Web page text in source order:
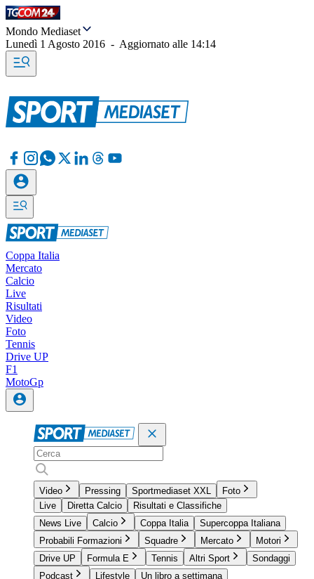
Mondo Mediaset
Lunedì 1 Agosto 2016 - Aggiornato alle 14:14
Coppa Italia
Mercato
Calcio
Live
Risultati
Video
Foto
Tennis
Drive UP
F1
MotoGp
Video Pressing Sportmediaset XXL
Foto
Live
Diretta Calcio
Risultati e Classifiche
News Live
Calcio Coppa Italia
Supercoppa Italiana
Probabili Formazioni
Squadre Mercato
Motori
Drive UP
Formula E Tennis Altri Sport
Sondaggi
Podcast
Lifestyle
Un libro a settimana